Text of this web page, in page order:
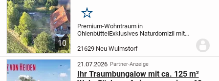
10
Grundstück von ca. 1.110 m² in
21629 Ohlenbüttel
Merken
Premium-Wohntraum in
Ohlenbüttel Exklusives Naturdomizil mit
Einleger/Ferien-Wohnung
Objekt:Repräsentativ wohnen, wo die
Natur zu Hause ist.Dieses freistehende
in...
21629 Neu Wulmstorf
21.07.2026 Partner-Anzeige
Ihr Traumbungalow mit ca. 125 m²